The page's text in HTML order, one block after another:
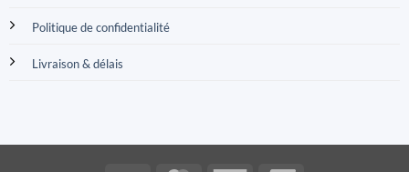
Politique de confidentialité
Livraison & délais